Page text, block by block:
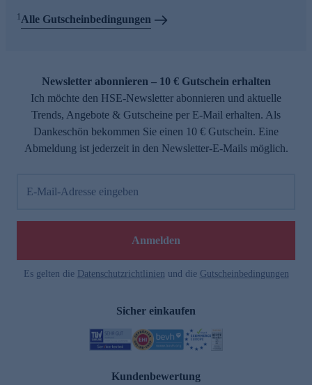
1Alle Gutscheinbedingungen
Newsletter abonnieren – 10 € Gutschein erhalten
Ich möchte den HSE-Newsletter abonnieren und aktuelle
Trends, Angebote & Gutscheine per E-Mail erhalten. Als
Dankeschön bekommen Sie einen 10 € Gutschein. Eine
Abmeldung ist jederzeit in den Newsletter-E-Mails möglich.
E-Mail-Adresse eingeben
Anmelden
Es gelten die Datenschutzrichtlinien und die Gutscheinbedingungen
Sicher einkaufen
Kundenbewertung